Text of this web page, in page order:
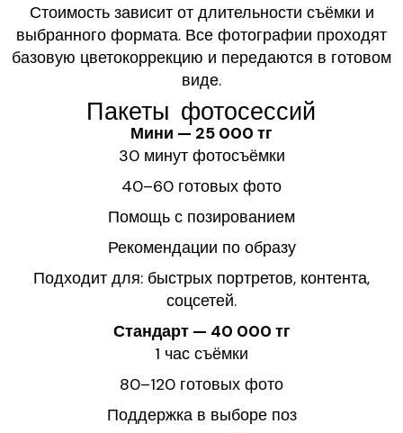
Стоимость зависит от длительности съёмки и
выбранного формата. Все фотографии проходят
базовую цветокоррекцию и передаются в готовом
виде.
Пакеты фотосессий
Мини — 25 000 тг
30 минут фотосъёмки
40–60 готовых фото
Помощь с позированием
Рекомендации по образу
Подходит для: быстрых портретов, контента,
соцсетей.
Стандарт — 40 000 тг
1 час съёмки
80–120 готовых фото
Поддержка в выборе поз